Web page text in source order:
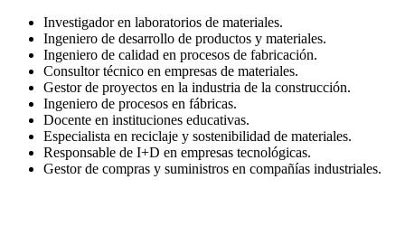
Investigador en laboratorios de materiales.
Ingeniero de desarrollo de productos y materiales.
Ingeniero de calidad en procesos de fabricación.
Consultor técnico en empresas de materiales.
Gestor de proyectos en la industria de la construcción.
Ingeniero de procesos en fábricas.
Docente en instituciones educativas.
Especialista en reciclaje y sostenibilidad de materiales.
Responsable de I+D en empresas tecnológicas.
Gestor de compras y suministros en compañías industriales.